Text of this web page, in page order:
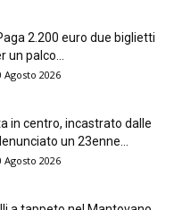
2.200 euro due biglietti
un palco...
Agosto 2026
in centro, incastrato dalle
un 23enne...
Agosto 2026